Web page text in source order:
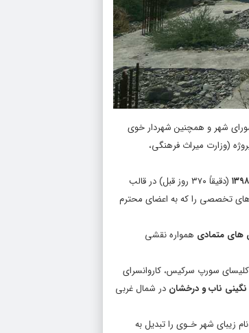
سوی اکثریت اعضای شورای شهر و همچنین شهردار خوی
(وزارت میراث فرهنگی،
۱۳۹۸
(دقیقاً ۳۷۰ روز قبل) در قالب
تخصصی را که به اعضای محترم
های متمادی همواره نقشی
سورپ سرکیس، کاروانسرای
نگینی ناب و درخشان در شمال غربی
زیبای شهر خـوی را تبدیل به